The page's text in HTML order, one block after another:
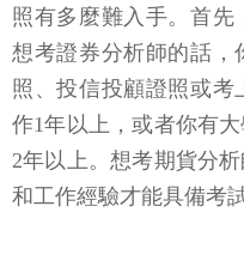
照有多麼難入手。首先
想考證券分析師的話，
照、投信投顧證照或考
作1年以上，或者你有
2年以上。想考期貨分
和工作經驗才能具備考